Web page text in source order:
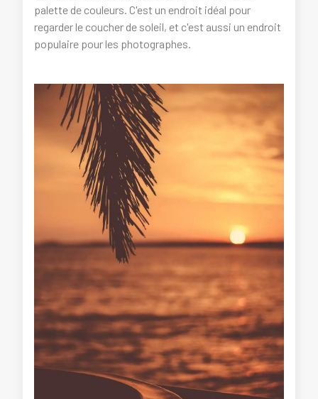
palette de couleurs. C'est un endroit idéal pour
regarder le coucher de soleil, et c'est aussi un endroit
populaire pour les photographes.